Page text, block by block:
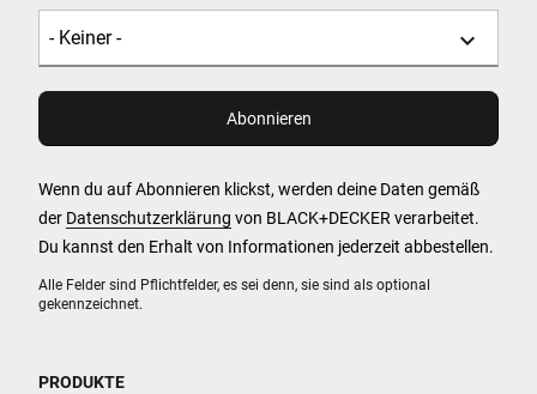
Alle Felder sind Pflichtfelder, es sei denn, sie sind als optional
gekennzeichnet.
Wenn du auf Abonnieren klickst, werden deine Daten gemäß
der Datenschutzerklärung von BLACK+DECKER verarbeitet.
Du kannst den Erhalt von Informationen jederzeit abbestellen.
PRODUKTE